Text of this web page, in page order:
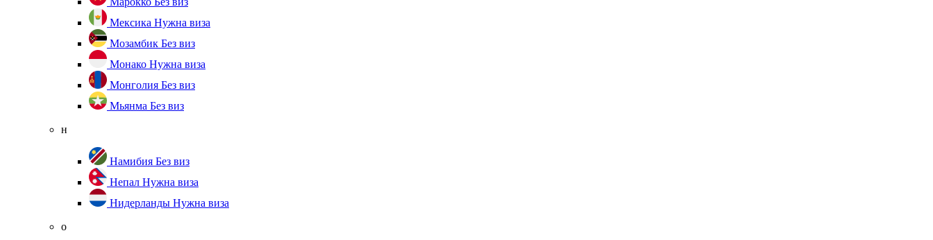
Мексика Нужна виза
Мозамбик Без виз
Монако Нужна виза
Монголия Без виз
Мьянма Без виз
н
Намибия Без виз
Непал Нужна виза
Нидерланды Нужна виза
о